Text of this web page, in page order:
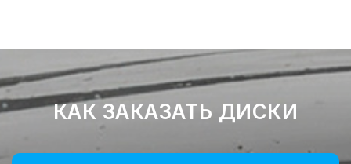
КАК ЗАКАЗАТЬ ДИСКИ